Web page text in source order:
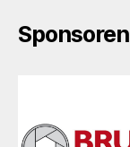
Sponsoren